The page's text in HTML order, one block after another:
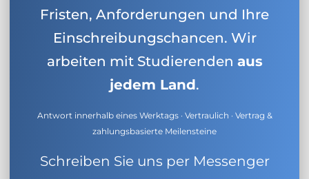
Fristen, Anforderungen und Ihre
Einschreibungschancen. Wir
arbeiten mit Studierenden aus
jedem Land.
Antwort innerhalb eines Werktags · Vertraulich · Vertrag &
zahlungsbasierte Meilensteine
Schreiben Sie uns per Messenger